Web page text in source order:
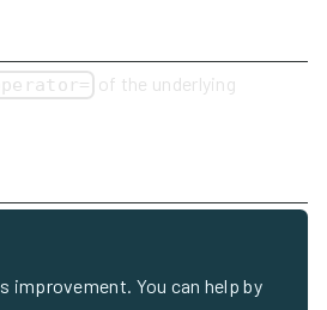
of the underlying
improvement. You can help by